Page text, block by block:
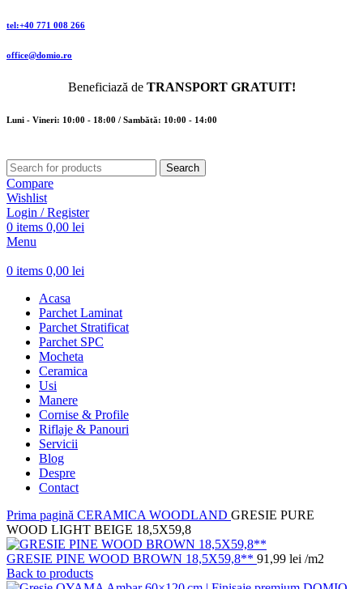
tel:+40 771 008 266
office@domio.ro
Beneficiază de TRANSPORT GRATUIT!
Luni - Vineri: 10:00 - 18:00 / Sambătă: 10:00 - 14:00
Search
Compare
Wishlist
Login / Register
0 items 0,00 lei
Menu
0 items 0,00 lei
Acasa
Parchet Laminat
Parchet Stratificat
Parchet SPC
Mocheta
Ceramica
Usi
Manere
Cornise & Profile
Riflaje & Panouri
Servicii
Blog
Despre
Contact
Prima pagină CERAMICA WOODLAND GRESIE PURE
WOOD LIGHT BEIGE 18,5X59,8
GRESIE PINE WOOD BROWN 18,5X59,8** 91,99 lei /m2
Back to products